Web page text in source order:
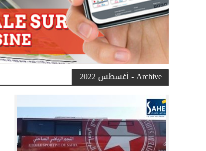
Archive - أغسطس 2022